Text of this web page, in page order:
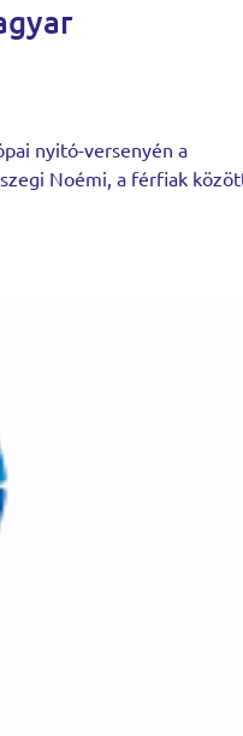
nyitó-versenyén a
Noémi, a férfiak